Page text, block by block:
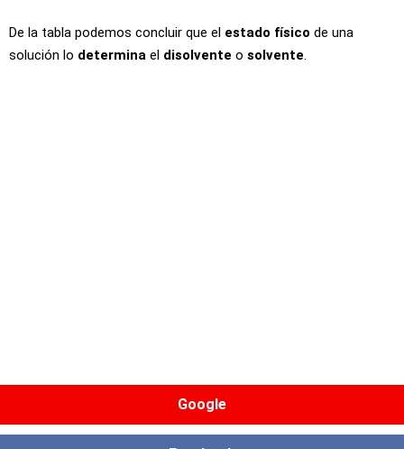
De la tabla podemos concluir que el estado físico de una
solución lo determina el disolvente o solvente.
Google